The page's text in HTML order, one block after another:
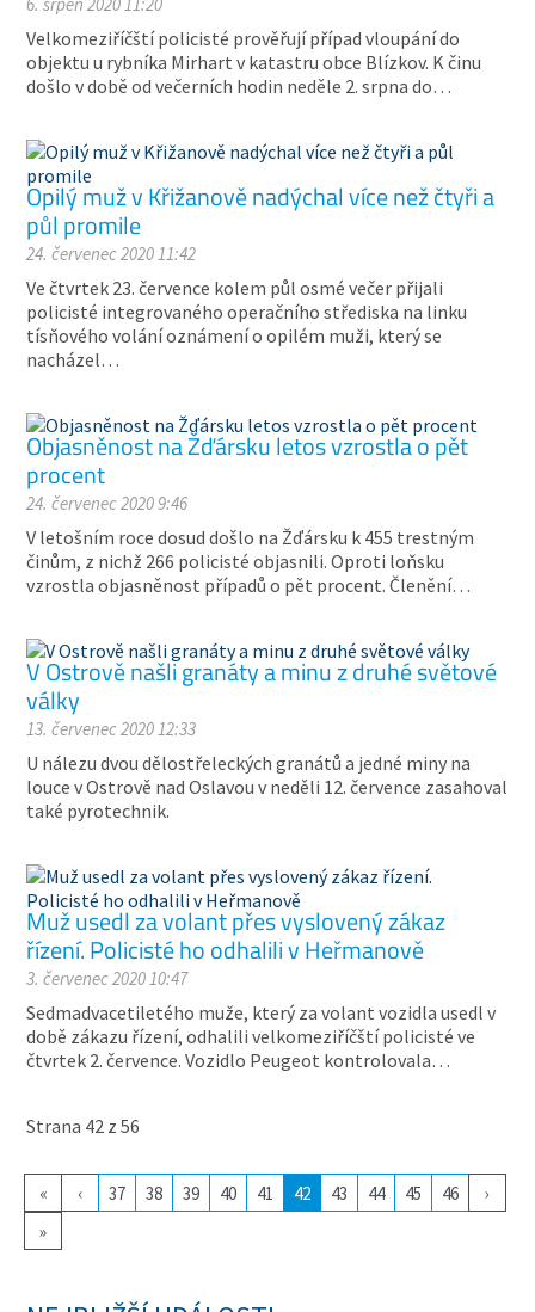
Velkomeziříčští policisté prověřují případ vloupání do
objektu u rybníka Mirhart v katastru obce Blízkov. K činu
došlo v době od večerních hodin neděle 2. srpna do…
Opilý muž v Křižanově nadýchal více než čtyři a
půl promile
24. červenec 2020 11:42
Ve čtvrtek 23. července kolem půl osmé večer přijali
policisté integrovaného operačního střediska na linku
tísňového volání oznámení o opilém muži, který se
nacházel…
Objasněnost na Žďársku letos vzrostla o pět
procent
24. červenec 2020 9:46
V letošním roce dosud došlo na Žďársku k 455 trestným
činům, z nichž 266 policisté objasnili. Oproti loňsku
vzrostla objasněnost případů o pět procent. Členění…
V Ostrově našli granáty a minu z druhé světové
války
13. červenec 2020 12:33
U nálezu dvou dělostřeleckých granátů a jedné miny na
louce v Ostrově nad Oslavou v neděli 12. července zasahoval
také pyrotechnik.
Muž usedl za volant přes vyslovený zákaz
řízení. Policisté ho odhalili v Heřmanově
3. červenec 2020 10:47
Sedmadvacetiletého muže, který za volant vozidla usedl v
době zákazu řízení, odhalili velkomeziříčští policisté ve
čtvrtek 2. července. Vozidlo Peugeot kontrolovala…
Strana 42 z 56
« ‹ 37 38 39 40 41 42 43 44 45 46
›
»